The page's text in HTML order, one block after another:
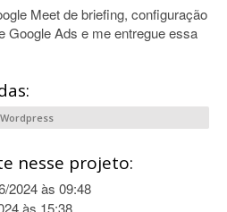
Meet de briefing, configuração
Google Ads e me entregue essa
Wordpress
nesse projeto:
2024 às 09:48
às 15:38